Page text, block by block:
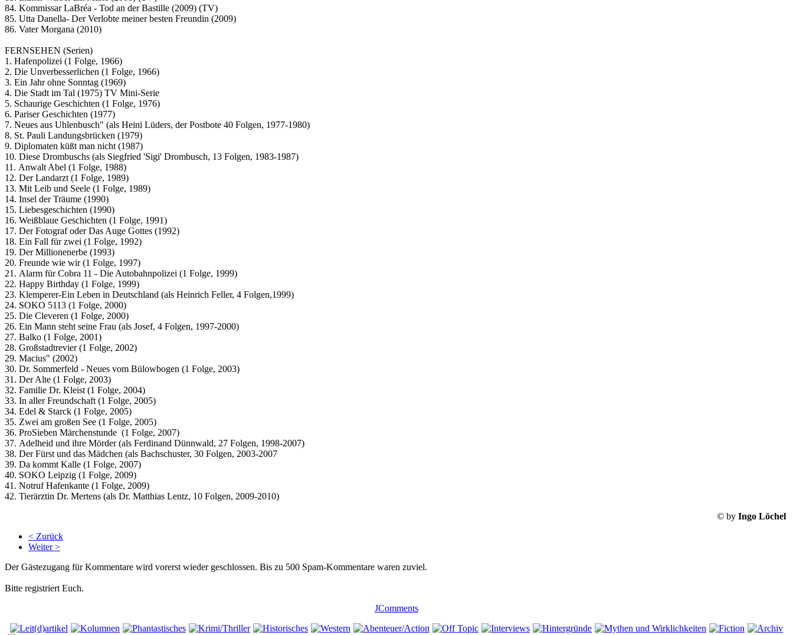
84. Kommissar LaBréa - Tod an der Bastille (2009) (TV)
85. Utta Danella- Der Verlobte meiner besten Freundin (2009)
86. Vater Morgana (2010)
FERNSEHEN (Serien)
1. Hafenpolizei (1 Folge, 1966)
2. Die Unverbesserlichen (1 Folge, 1966)
3. Ein Jahr ohne Sonntag (1969)
4. Die Stadt im Tal (1975) TV Mini-Serie
5. Schaurige Geschichten (1 Folge, 1976)
6. Pariser Geschichten (1977)
7. Neues aus Uhlenbusch" (als Heini Lüders, der Postbote 40 Folgen, 1977-1980)
8. St. Pauli Landungsbrücken (1979)
9. Diplomaten küßt man nicht (1987)
10. Diese Drombuschs (als Siegfried 'Sigi' Drombusch, 13 Folgen, 1983-1987)
11. Anwalt Abel (1 Folge, 1988)
12. Der Landarzt (1 Folge, 1989)
13. Mit Leib und Seele (1 Folge, 1989)
14. Insel der Träume (1990)
15. Liebesgeschichten (1990)
16. Weißblaue Geschichten (1 Folge, 1991)
17. Der Fotograf oder Das Auge Gottes (1992)
18. Ein Fall für zwei (1 Folge, 1992)
19. Der Millionenerbe (1993)
20. Freunde wie wir (1 Folge, 1997)
21. Alarm für Cobra 11 - Die Autobahnpolizei (1 Folge, 1999)
22. Happy Birthday (1 Folge, 1999)
23. Klemperer-Ein Leben in Deutschland (als Heinrich Feller, 4 Folgen,1999)
24. SOKO 5113 (1 Folge, 2000)
25. Die Cleveren (1 Folge, 2000)
26. Ein Mann steht seine Frau (als Josef, 4 Folgen, 1997-2000)
27. Balko (1 Folge, 2001)
28. Großstadtrevier (1 Folge, 2002)
29. Macius" (2002)
30. Dr. Sommerfeld - Neues vom Bülowbogen (1 Folge, 2003)
31. Der Alte (1 Folge, 2003)
32. Familie Dr. Kleist (1 Folge, 2004)
33. In aller Freundschaft (1 Folge, 2005)
34. Edel & Starck (1 Folge, 2005)
35. Zwei am großen See (1 Folge, 2005)
36. ProSieben Märchenstunde (1 Folge, 2007)
37. Adelheid und ihre Mörder (als Ferdinand Dünnwald, 27 Folgen, 1998-2007)
38. Der Fürst und das Mädchen (als Bachschuster, 30 Folgen, 2003-2007
39. Da kommt Kalle (1 Folge, 2007)
40. SOKO Leipzig (1 Folge, 2009)
41. Notruf Hafenkante (1 Folge, 2009)
42. Tierärztin Dr. Mertens (als Dr. Matthias Lentz, 10 Folgen, 2009-2010)
© by Ingo Löchel
< Zurück
Weiter >
Der Gästezugang für Kommentare wird vorerst wieder geschlossen. Bis zu 500 Spam-Kommentare waren zuviel.
Bitte registriert Euch.
JComments